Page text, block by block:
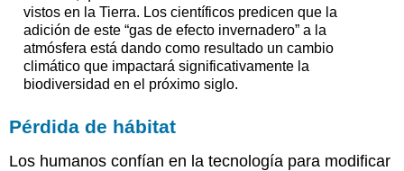
vistos en la Tierra. Los científicos predicen que la
adición de este “gas de efecto invernadero” a la
atmósfera está dando como resultado un cambio
climático que impactará significativamente la
biodiversidad en el próximo siglo.
Pérdida de hábitat
Los humanos confían en la tecnología para modificar